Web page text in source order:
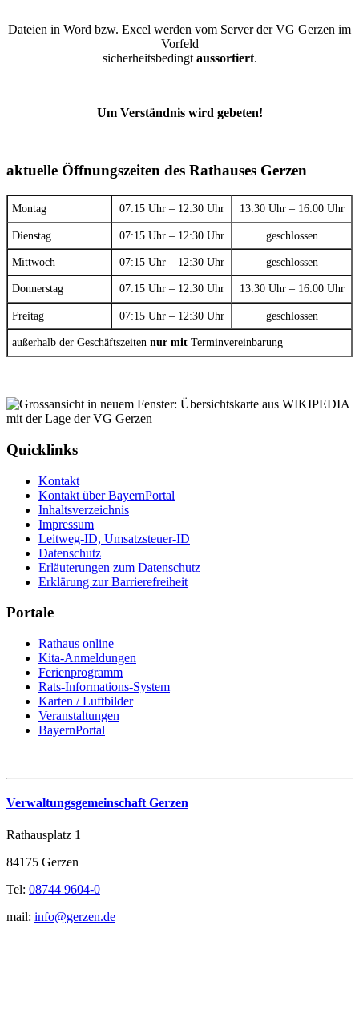
Dateien in Word bzw. Excel werden vom Server der VG Gerzen im
Vorfeld
sicherheitsbedingt aussortiert.
Um Verständnis wird gebeten!
aktuelle Öffnungszeiten des Rathauses Gerzen
Montag 07:15 Uhr – 12:30 Uhr 13:30 Uhr – 16:00 Uhr
Dienstag 07:15 Uhr – 12:30 Uhr geschlossen
Mittwoch 07:15 Uhr – 12:30 Uhr geschlossen
Donnerstag 07:15 Uhr – 12:30 Uhr 13:30 Uhr – 16:00 Uhr
Freitag 07:15 Uhr – 12:30 Uhr geschlossen
außerhalb der Geschäftszeiten nur mit Terminvereinbarung
Quicklinks
Kontakt
Kontakt über BayernPortal
Inhaltsverzeichnis
Impressum
Leitweg-ID, Umsatzsteuer-ID
Datenschutz
Erläuterungen zum Datenschutz
Erklärung zur Barrierefreiheit
Portale
Rathaus online
Kita-Anmeldungen
Ferienprogramm
Rats-Informations-System
Karten / Luftbilder
Veranstaltungen
BayernPortal
Verwaltungsgemeinschaft Gerzen
Rathausplatz 1
84175 Gerzen
Tel: 08744 9604-0
mail: info@gerzen.de